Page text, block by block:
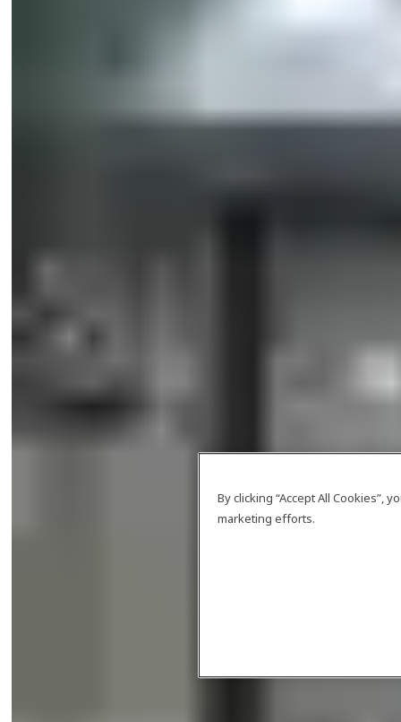
By clicking “Accept All Cookies”,
marketing efforts.